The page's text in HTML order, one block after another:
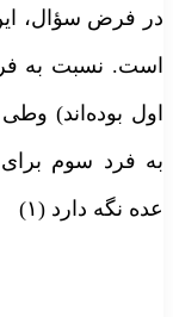
فرض سؤال،
نسبت به
بوده‌اند)
فرد سوم برای
نگه دارد (۱)